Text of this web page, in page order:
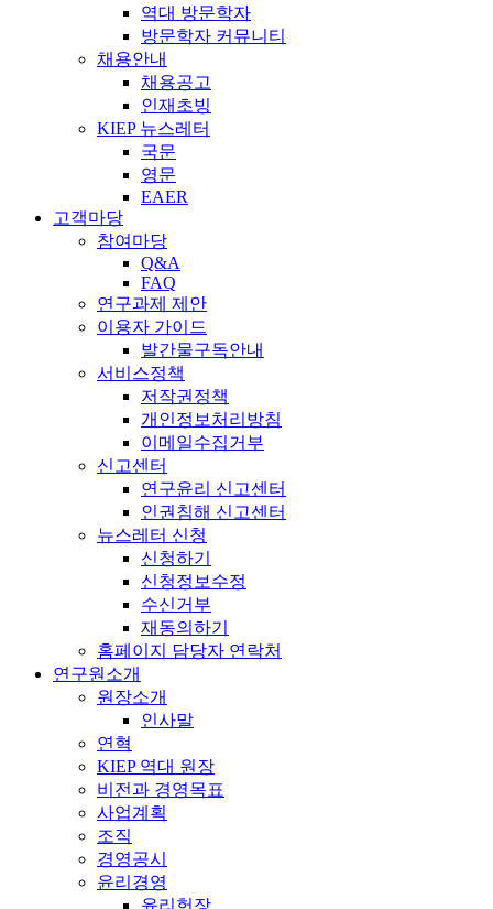
역대 방문학자
방문학자 커뮤니티
채용안내
채용공고
인재초빙
KIEP 뉴스레터
국문
영문
EAER
고객마당
참여마당
Q&A
FAQ
연구과제 제안
이용자 가이드
발간물구독안내
서비스정책
저작권정책
개인정보처리방침
이메일수집거부
신고센터
연구윤리 신고센터
인권침해 신고센터
뉴스레터 신청
신청하기
신청정보수정
수신거부
재동의하기
홈페이지 담당자 연락처
연구원소개
원장소개
인사말
연혁
KIEP 역대 원장
비전과 경영목표
사업계획
조직
경영공시
윤리경영
윤리헌장